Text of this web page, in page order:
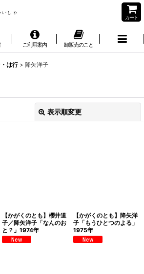
カート
ご利用案内 卸販売のこと
は行 > 降矢洋子
表示順変更
【かがくのとも】櫻井道
子／降矢洋子「なんのお
と？」1974年
【かがくのとも】降矢洋
子「もうひとつのよる」
1975年